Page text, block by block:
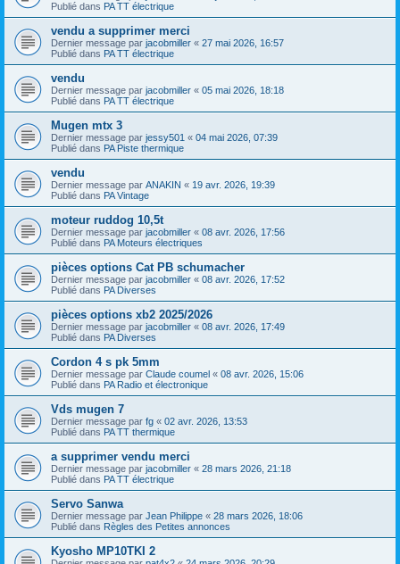
Publié dans PA TT électrique
vendu a supprimer merci
Dernier message par jacobmiller « 27 mai 2026, 16:57
Publié dans PA TT électrique
vendu
Dernier message par jacobmiller « 05 mai 2026, 18:18
Publié dans PA TT électrique
Mugen mtx 3
Dernier message par jessy501 « 04 mai 2026, 07:39
Publié dans PA Piste thermique
vendu
Dernier message par ANAKIN « 19 avr. 2026, 19:39
Publié dans PA Vintage
moteur ruddog 10,5t
Dernier message par jacobmiller « 08 avr. 2026, 17:56
Publié dans PA Moteurs électriques
pièces options Cat PB schumacher
Dernier message par jacobmiller « 08 avr. 2026, 17:52
Publié dans PA Diverses
pièces options xb2 2025/2026
Dernier message par jacobmiller « 08 avr. 2026, 17:49
Publié dans PA Diverses
Cordon 4 s pk 5mm
Dernier message par Claude coumel « 08 avr. 2026, 15:06
Publié dans PA Radio et électronique
Vds mugen 7
Dernier message par fg « 02 avr. 2026, 13:53
Publié dans PA TT thermique
a supprimer vendu merci
Dernier message par jacobmiller « 28 mars 2026, 21:18
Publié dans PA TT électrique
Servo Sanwa
Dernier message par Jean Philippe « 28 mars 2026, 18:06
Publié dans Règles des Petites annonces
Kyosho MP10TKI 2